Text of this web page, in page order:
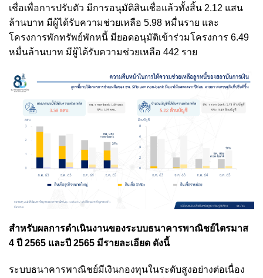
เชื่อเพื่อการปรับตัว มีการอนุมัติสินเชื่อแล้วทั้งสิ้น 2.12 แสน
ล้านบาท มีผู้ได้รับความช่วยเหลือ 5.98 หมื่นราย และ
โครงการพักทรัพย์พักหนี้ มียอดอนุมัติเข้าร่วมโครงการ 6.49
หมื่นล้านบาท มีผู้ได้รับความช่วยเหลือ 442 ราย
สำหรับผลการดำเนินงานของระบบธนาคารพาณิชย์ไตรมาส
4 ปี 2565 และปี 2565 มีรายละเอียด ดังนี้
ระบบธนาคารพาณิชย์มีเงินกองทุนในระดับสูงอย่างต่อเนื่อง